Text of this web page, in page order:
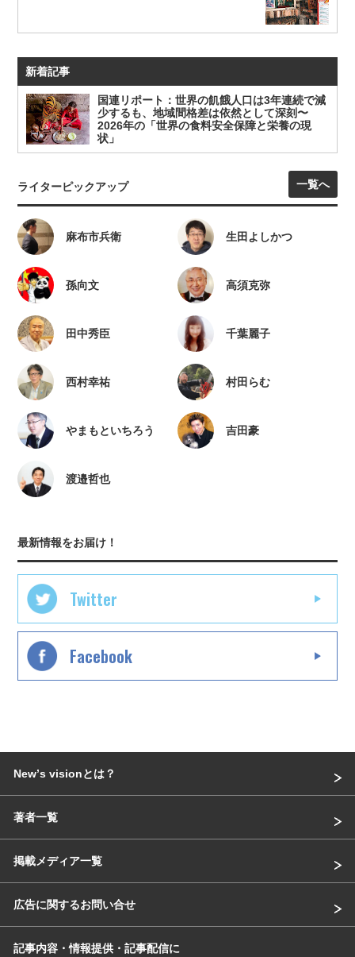
新着記事
国連リポート：世界の飢餓人口は3年連続で減
少するも、地域間格差は依然として深刻〜
2026年の「世界の食料安全保障と栄養の現
状」
ライターピックアップ 一覧へ
麻布市兵衛 生田よしかつ
孫向文 高須克弥
田中秀臣 千葉麗子
西村幸祐 村田らむ
やまもといちろう 吉田豪
渡邉哲也
最新情報をお届け！
Twitter
Facebook
Newʼs visionとは？
著者一覧
掲載メディア一覧
広告に関するお問い合せ
記事内容・情報提供・記事配信に